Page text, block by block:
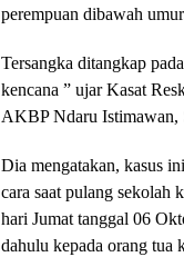
perempuan dibawah
Tersangka ditangkap
kencana ” ujar Kasat
AKBP Ndaru Istimawan,
Dia mengatakan, kasus
cara saat pulang sekolah
hari Jumat tanggal 06
dahulu kepada orang tua